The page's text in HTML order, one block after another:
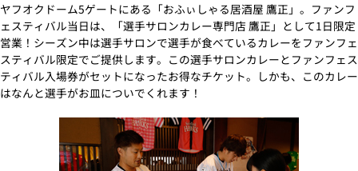
ヤフオクドーム5ゲートにある「おふぃしゃる居酒屋 鷹正」。ファンフ
ェスティバル当日は、「選手サロンカレー専門店 鷹正」として1日限定
営業！シーズン中は選手サロンで選手が食べているカレーをファンフェ
スティバル限定でご提供します。この選手サロンカレーとファンフェス
ティバル入場券がセットになったお得なチケット。しかも、このカレー
はなんと選手がお皿についでくれます！